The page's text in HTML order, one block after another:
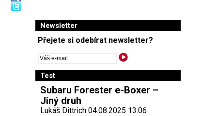
Newsletter
Přejete si odebírat newsletter?
Test
Subaru Forester e-Boxer –
Jiný druh
Lukáš Dittrich 04.08.2025 13:06